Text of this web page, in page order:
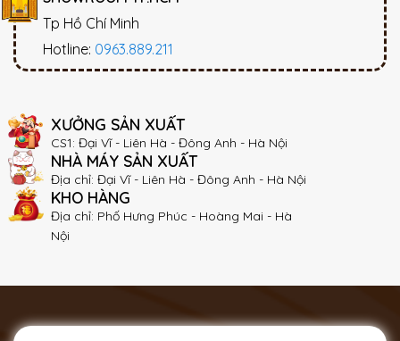
Tp Hồ Chí Minh
Hotline: 0963.889.211
XƯỞNG SẢN XUẤT
CS1: Đại Vĩ - Liên Hà - Đông Anh - Hà Nội
NHÀ MÁY SẢN XUẤT
Địa chỉ: Đại Vĩ - Liên Hà - Đông Anh - Hà Nội
KHO HÀNG
Địa chỉ: Phố Hưng Phúc - Hoàng Mai - Hà
Nội